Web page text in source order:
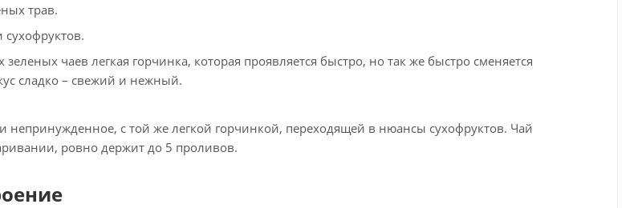
трав.
сухофруктов.
зеленых чаев легкая горчинка, которая проявляется быстро, но так же быстро сменяется
сладко – свежий и нежный.
непринужденное, с той же легкой горчинкой, переходящей в нюансы сухофруктов. Чай
ровно держит до 5 проливов.